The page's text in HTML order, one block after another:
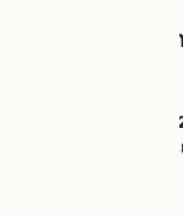
Hellingen